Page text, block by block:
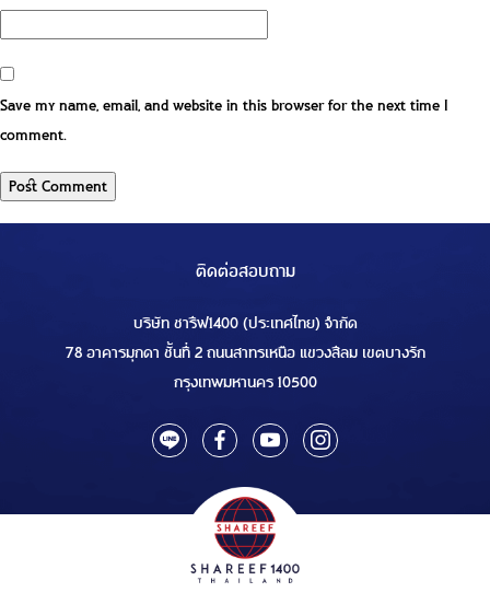
Save my name, email, and website in this browser for the next time I
comment.
ติดต่อสอบถาม
บริษัท ชารีฟ1400 (ประเทศไทย) จำกัด
78 อาคารมุกดา ชั้นที่ 2 ถนนสาทรเหนือ แขวงสีลม เขตบางรัก
กรุงเทพมหานคร 10500